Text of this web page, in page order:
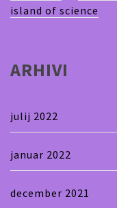
island of science
ARHIVI
julij 2022
januar 2022
december 2021